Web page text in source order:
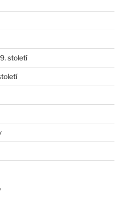
století